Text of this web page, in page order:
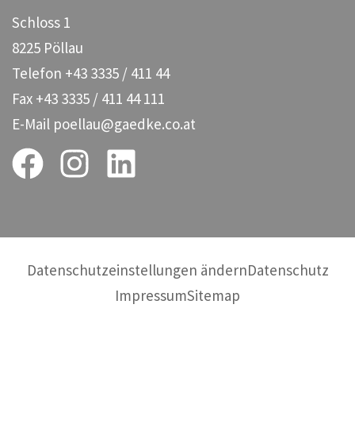
Schloss 1
8225 Pöllau
Telefon +43 3335 / 411 44
Fax +43 3335 / 411 44 111
E-Mail poellau@gaedke.co.at
Datenschutzeinstellungen ändernDatenschutz
ImpressumSitemap